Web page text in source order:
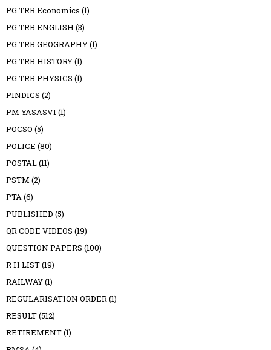
PG TRB Economics (1)
PG TRB ENGLISH (3)
PG TRB GEOGRAPHY(1)
PG TRB HISTORY(1)
PG TRB PHYSICS (1)
PINDICS (2)
PM YASASVI (1)
POCSO (5)
POLICE (80)
POSTAL(11)
PSTM (2)
PTA(6)
PUBLISHED (5)
QR CODE VIDEOS (19)
QUESTION PAPERS (100)
R H LIST(19)
RAILWAY(1)
REGULARISATION ORDER(1)
RESULT(512)
RETIREMENT(1)